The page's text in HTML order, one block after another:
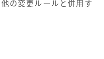
の変更ルールと併用す